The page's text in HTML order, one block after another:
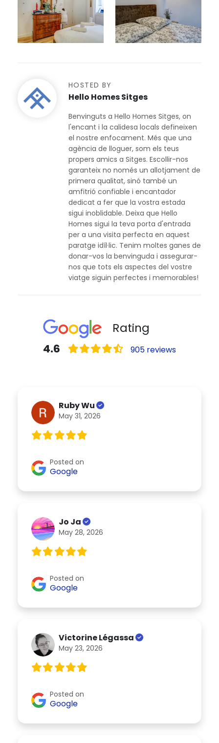
HOSTED BY
Hello Homes Sitges
Benvinguts a Hello Homes Sitges, on
l'encant i la calidesa locals defineixen
el nostre enfocament. Més que una
agència de lloguer, som els teus
propers amics a Sitges. Escollir-nos
garanteix no només un allotjament de
primera qualitat, sinó també un
amfitrió confiable i encantador
dedicat a fer que la vostra estada
sigui inoblidable. Deixa que Hello
Homes sigui la teva porta d'entrada
per a una visita perfecta en aquest
paratge idíl·lic. Tenim moltes ganes de
donar-vos la benvinguda i assegurar-
nos que tots els aspectes del vostre
viatge siguin perfectes i memorables!
Rating
4.6 905 reviews
Ruby Wu
May 31, 2026
Posted on
Google
Jo Ja
May 28, 2026
Posted on
Google
Victorine Légassa
May 23, 2026
Posted on
Google